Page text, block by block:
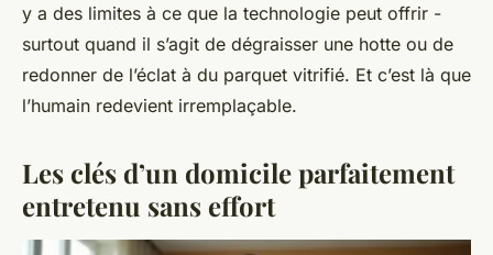
y a des limites à ce que la technologie peut offrir -
surtout quand il s’agit de dégraisser une hotte ou de
redonner de l’éclat à du parquet vitrifié. Et c’est là que
l’humain redevient irremplaçable.
Les clés d’un domicile parfaitement
entretenu sans effort